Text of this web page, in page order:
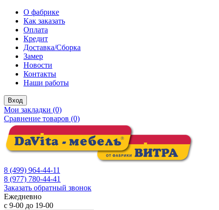
О фабрике
Как заказать
Оплата
Кредит
Доставка/Сборка
Замер
Новости
Контакты
Наши работы
Вход
Мои закладки (0)
Сравнение товаров (0)
8 (499) 964-44-11
8 (977) 780-44-41
Заказать обратный звонок
Ежедневно
с 9-00 до 19-00